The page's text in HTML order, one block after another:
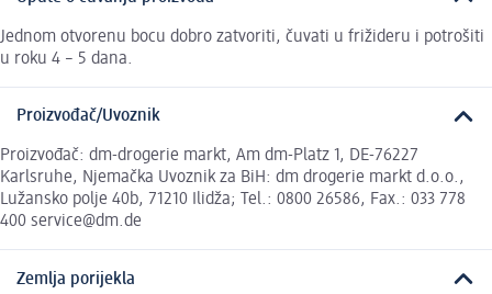
Jednom otvorenu bocu dobro zatvoriti, čuvati u frižideru i potrošiti
u roku 4 – 5 dana.
Proizvođač/Uvoznik
Proizvođač: dm-drogerie markt, Am dm-Platz 1, DE-76227
Karlsruhe, Njemačka Uvoznik za BiH: dm drogerie markt d.o.o.,
Lužansko polje 40b, 71210 Ilidža; Tel.: 0800 26586, Fax.: 033 778
400 service@dm.de
Zemlja porijekla